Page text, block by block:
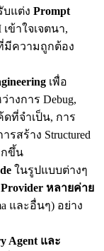
บแต่ง Prompt
ข้าใจเจตนา,
มีความถูกต้อง
เพื่อ
งการ Debug,
ดที่จำเป็น, การ
รสร้าง Structured
กขึ้น
ในรูปแบบต่างๆ
หลายค่าย
และอื่นๆ) อย่าง
Agent และ